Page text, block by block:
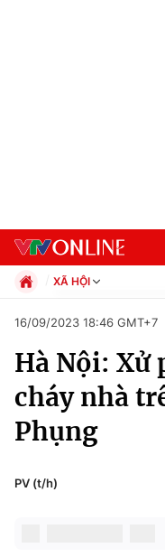
Chuyên mục
Chính trị
XÃ HỘI
Xã hội
Pháp luật
Kinh tế
Thể thao
Truyền hình
Văn hóa - Giải trí
16/09/2023 18:46 GMT+7
Hà Nội: Xử
cháy nhà
Phụng
PV (t/h)